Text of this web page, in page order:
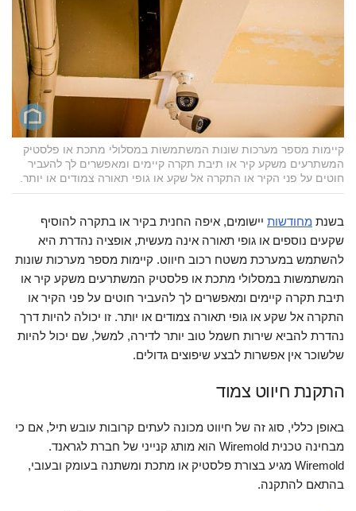
קיימות מספר מערכות שונות המשתמשות במסלולי מתכת או פלסטיק
המשתרעים משקע קיר או תיבת תקרה קיימים ומאפשרים לך להעביר
חוטים על פני הקיר או התקרה אל שקע או גופי תאורה צמודים או יותר.
בשנת מחודשות יישומים, איפה החנית בקיר או בתקרה להוסיף
שקעים נוספים או גופי תאורה אינה מעשית, אופציה נהדרת היא
להשתמש במערכת משטח רכוב חיווט. קיימות מספר מערכות שונות
המשתמשות במסלולי מתכת או פלסטיק המשתרעים משקע קיר או
תיבת תקרה קיימים ומאפשרים לך להעביר חוטים על פני הקיר או
התקרה אל שקע או גופי תאורה צמודים או יותר. זו יכולה להיות דרך
נהדרת להביא שירות חשמל טוב יותר לדירה, למשל, שם יכול להיות
שלשוכר אין אפשרות לבצע שיפוצים גדולים.
התקנת חיווט צמוד
באופן כללי, סוג זה של חיווט מכונה לעתים קרובות עובש תיל, אם כי
מבחינה טכנית Wiremold הוא מותג קנייני של חברת לגראנד.
Wiremold מגיע בצורת פלסטיק או מתכת ומשתנה בעומק ובעובי,
בהתאם להתקנה.